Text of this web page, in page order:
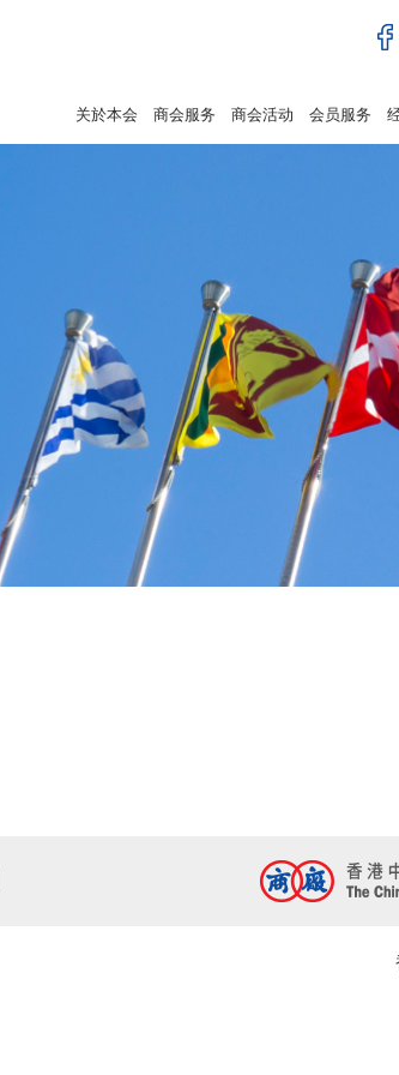
关於本会 商会服务 商会活动 会员服务